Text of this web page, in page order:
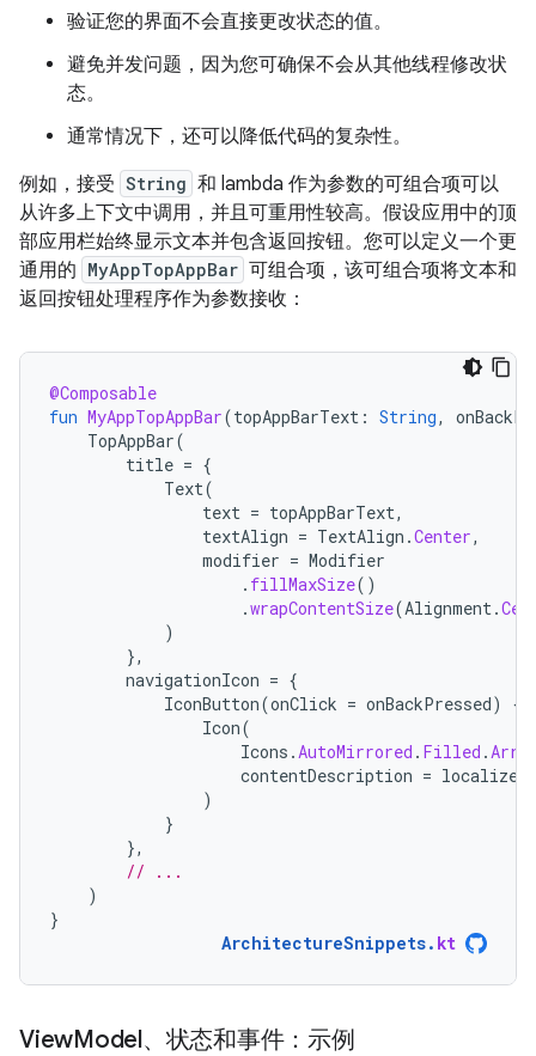
验证您的界面不会直接更改状态的值。
避免并发问题，因为您可确保不会从其他线程修改状
态。
通常情况下，还可以降低代码的复杂性。
例如，接受 String 和 lambda 作为参数的可组合项可以
从许多上下文中调用，并且可重用性较高。假设应用中的顶
部应用栏始终显示文本并包含返回按钮。您可以定义一个更
通用的 MyAppTopAppBar 可组合项，该可组合项将文本和
返回按钮处理程序作为参数接收：
@Composable
fun MyAppTopAppBar(topAppBarText : String,
TopAppBar(
title = {
Text(
text = topAppBarText,
textAlign = TextAlign .Center,
modifier = Modifier
. fillMaxSize()
.wrapContentSize(Alignment .
)
},
navigationIcon = {
IconButton(onClick = onBackPressed)
{
Icon(
Icons . AutoMirrored . Filled .
contentDescription =
)
}
},
// ...
)
}
ArchitectureSnippets. kt
ViewModel、状态和事件：示例